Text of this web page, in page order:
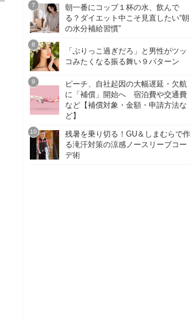
朝一番にコップ１杯の水、飲んで
る？ダイエット中こそ見直したい“朝
の水分補給習慣”
「ぶりっこ過ぎだろ」と男性がツッ
コみたくなる振る舞い９パターン
ピーチ、自社起因の大幅遅延・欠航
に「補償」開始へ 宿泊費や交通費
など【補償対象・金額・申請方法な
ど】
残暑を乗り切る！GU＆しまむらで作
る滝汗対策の涼感ノースリーブコー
デ術